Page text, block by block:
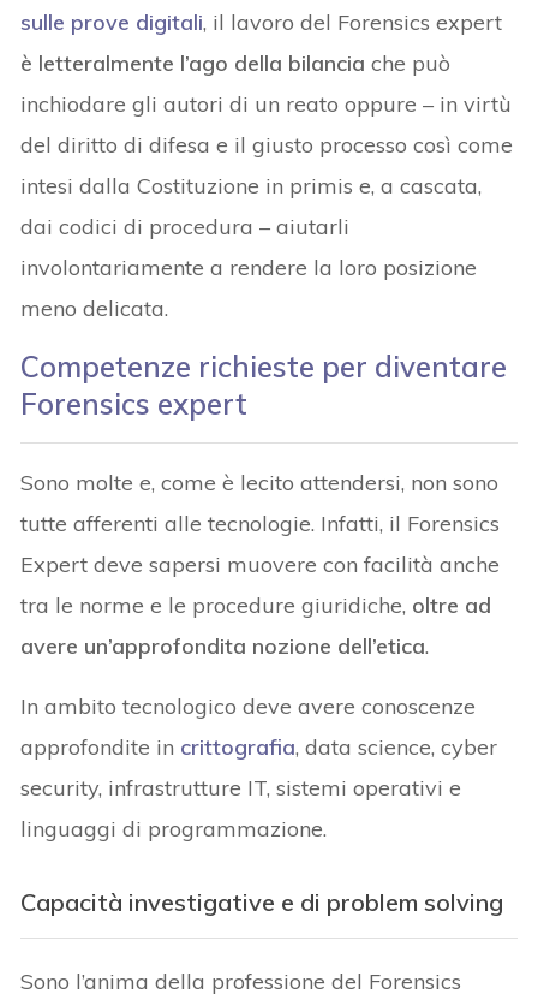
sulle prove digitali, il lavoro del Forensics expert
è letteralmente l’ago della bilancia che può
inchiodare gli autori di un reato oppure – in virtù
del diritto di difesa e il giusto processo così come
intesi dalla Costituzione in primis e, a cascata,
dai codici di procedura – aiutarli
involontariamente a rendere la loro posizione
meno delicata.
Competenze richieste per diventare
Forensics expert
Sono molte e, come è lecito attendersi, non sono
tutte afferenti alle tecnologie. Infatti, il Forensics
Expert deve sapersi muovere con facilità anche
tra le norme e le procedure giuridiche, oltre ad
avere un’approfondita nozione dell’etica.
In ambito tecnologico deve avere conoscenze
approfondite in crittografia, data science, cyber
security, infrastrutture IT, sistemi operativi e
linguaggi di programmazione.
Capacità investigative e di problem solving
Sono l’anima della professione del Forensics